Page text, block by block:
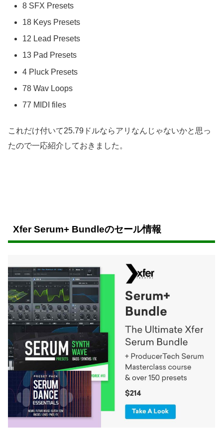
8 SFX Presets
18 Keys Presets
12 Lead Presets
13 Pad Presets
4 Pluck Presets
78 Wav Loops
77 MIDI files
これだけ付いて25.79ドルならアリなんじゃないかと思っ
たので一応紹介しておきました。
Xfer Serum+ Bundleのセール情報